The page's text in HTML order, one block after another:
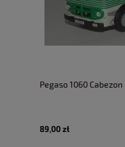
Pegaso 1060
89,00 zł